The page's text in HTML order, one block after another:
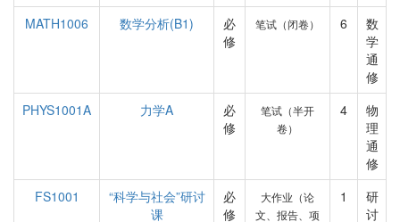
MATH1006
数学分析(B1)
必
修
笔试（闭卷） 6
数
学
通
修
PHYS1001A
力学A
必
修
笔试（半开
卷）
4
物
理
通
修
FS1001
“科学与社会”研讨
课
必
修
大作业（论
文、报告、项
1
研
讨